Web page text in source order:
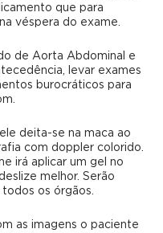
que para
véspera do exame.
de Aorta Abdominal e
levar exames
burocráticos para
deita-se na maca ao
com doppler colorido.
irá aplicar um gel no
melhor. Serão
os órgãos.
as imagens o paciente